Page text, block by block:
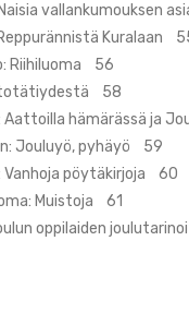
vallankumouksen
Kuralaan
Riihiluoma 56
58
Aattoilla hämärässä ja
Jouluyö, pyhäyö 59
Vanhoja pöytäkirjoja 60
Muistoja 61
oppilaiden